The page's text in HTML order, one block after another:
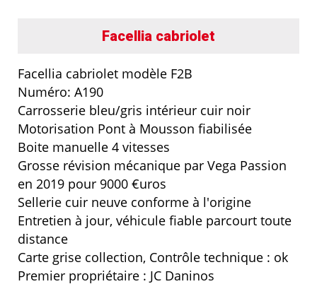
Facellia cabriolet
Facellia cabriolet modèle F2B
Numéro: A190
Carrosserie bleu/gris intérieur cuir noir
Motorisation Pont à Mousson fiabilisée
Boite manuelle 4 vitesses
Grosse révision mécanique par Vega Passion
en 2019 pour 9000 €uros
Sellerie cuir neuve conforme à l'origine
Entretien à jour, véhicule fiable parcourt toute
distance
Carte grise collection, Contrôle technique : ok
Premier propriétaire : JC Daninos